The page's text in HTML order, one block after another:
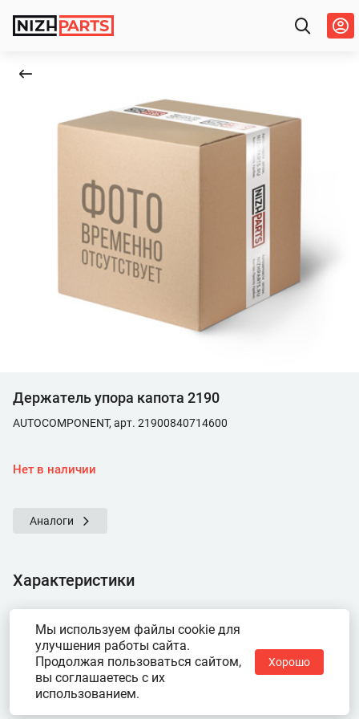
Держатель упора капота 2190
AUTOCOMPONENT, арт. 21900840714600
Нет в наличии
Аналоги
Характеристики
Мы используем файлы cookie для
улучшения работы сайта.
Продолжая пользоваться сайтом,
вы соглашаетесь с их
использованием.
Хорошо